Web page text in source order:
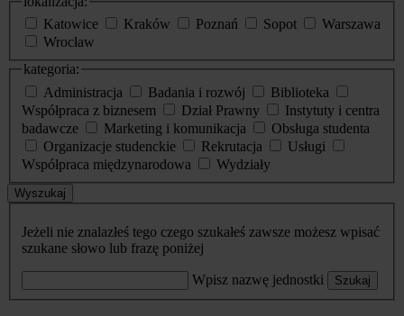
Katowice
Kraków Poznań Sopot
Warszawa
Wrocław
kategoria:
Administracja
Badania i rozwój
Biblioteka
Współpraca z biznesem
Dział Prawny
Instytuty i centra
badawcze
Marketing i komunikacja
Obsługa studenta
Organizacje studenckie
Rekrutacja
Usługi
Współpraca międzynarodowa
Wydziały
Wyszukaj
Jeżeli nie znalazłeś tego czego szukałeś zawsze możesz wpisać
szukane słowo lub frazę poniżej
Wpisz nazwę jednostki Szukaj